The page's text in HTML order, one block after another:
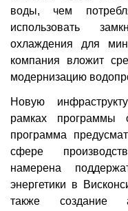
воды, чем
использовать
охлаждения для
компания вложит
модернизацию
Новую
рамках
программа
сфере
намерена
энергетики в
также создание